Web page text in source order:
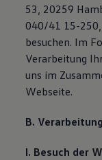
53, 20259
040/41 15-250,
besuchen. Im
Verarbeitung
uns im
Webseite.
B.
I. Besuch der